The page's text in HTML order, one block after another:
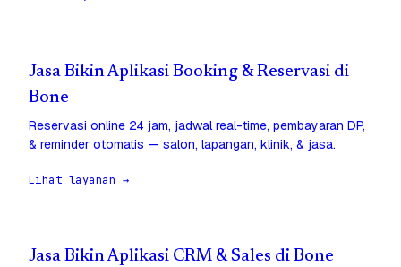
Jasa Bikin Aplikasi Booking & Reservasi di
Bone
Reservasi online 24 jam, jadwal real-time, pembayaran DP,
& reminder otomatis — salon, lapangan, klinik, & jasa.
Lihat layanan →
Jasa Bikin Aplikasi CRM & Sales di Bone